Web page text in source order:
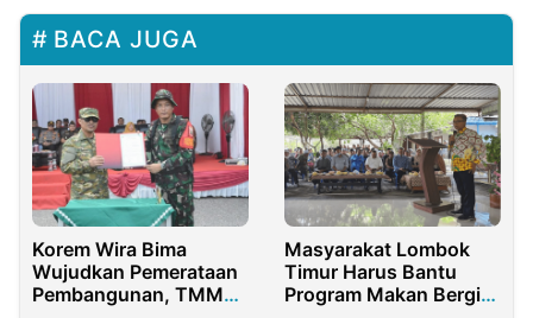
BACA JUGA
Korem Wira Bima
Wujudkan Pemerataan
Pembangunan, TMMD
Masyarakat Lombok
Timur Harus Bantu
Program Makan Bergizi